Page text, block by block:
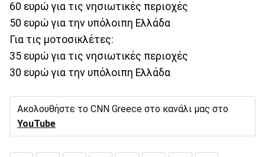
60 ευρώ για τις νησιωτικές περιοχές
50 ευρώ για την υπόλοιπη Ελλάδα
Για τις μοτοσικλέτες:
35 ευρώ για τις νησιωτικές περιοχές
30 ευρώ για την υπόλοιπη Ελλάδα
Ακολουθήστε το CNN Greece στο κανάλι μας στο
YouTube